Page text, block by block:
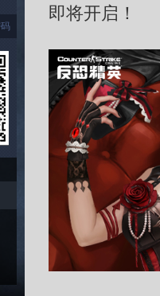
即将开启！